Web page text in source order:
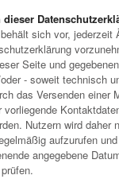
sich vor, jederzeit
Seite und
- soweit technisch
das Versenden einer
vorliegende
Nutzern wird daher
aufzurufen
angegebene